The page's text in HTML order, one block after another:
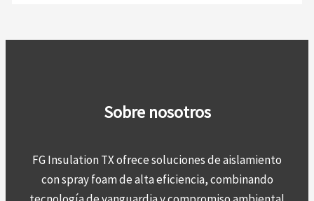
Sobre nosotros
FG Insulation TX ofrece soluciones de aislamiento
con spray foam de alta eficiencia, combinando